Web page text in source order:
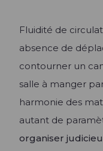
Fluidité de
absence de
contourner un
salle à manger
harmonie des
autant de
organiser